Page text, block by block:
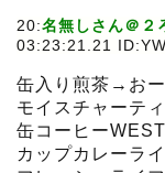
20:名無しさん＠２
03:23:21.21
缶入り煎茶→お
モイスチャーテ
缶コーヒー
カップカレーラ